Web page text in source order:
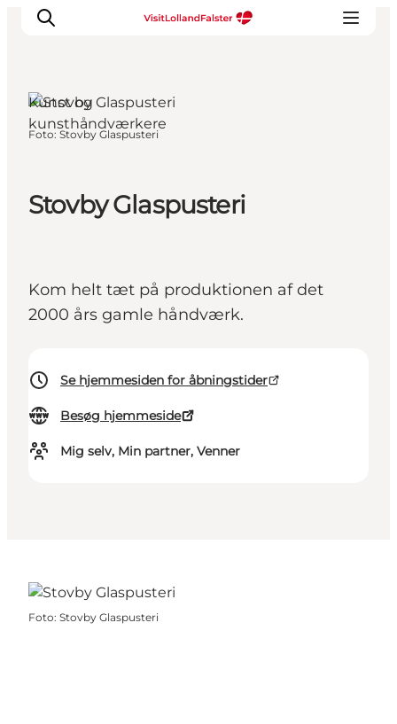
For børn
Stovby Glaspusteri
Kom helt tæt på produktionen af det
2000 års gamle håndværk.
Se hjemmesiden for åbningstider
Besøg hjemmeside
Mig selv, Min partner, Venner
Kunst og
kunsthåndværkere
Foto: Stovby Glaspusteri
Foto: Stovby Glaspusteri